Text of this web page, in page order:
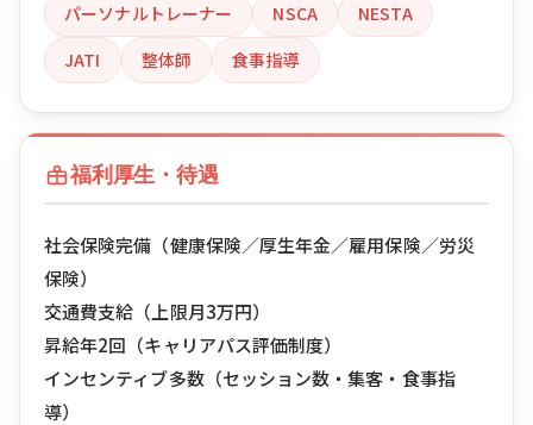
パーソナルトレーナー NSCA
NESTA
JATI
整体師 食事指導
福利厚生・待遇
社会保険完備（健康保険／厚生年金／雇用保険／労災
保険）
交通費支給（上限月3万円）
昇給年2回（キャリアパス評価制度）
インセンティブ多数（セッション数・集客・食事指
導）